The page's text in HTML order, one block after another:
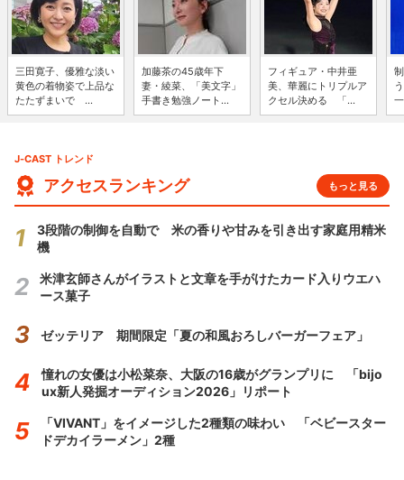
三田寛子、優雅な淡い
黄色の着物姿で上品な
たたずまいで ...
加藤茶の45歳年下
妻・綾菜、「美文字」
手書き勉強ノート...
フィギュア・中井亜
美、華麗にトリプルア
クセル決める 「...
J-CAST トレンド
アクセスランキング もっと見る
3段階の制御を自動で 米の香りや甘みを引き出す家庭用精米
機
米津玄師さんがイラストと文章を手がけたカード入りウエハ
ース菓子
ゼッテリア 期間限定「夏の和風おろしバーガーフェア」
憧れの女優は小松菜奈、大阪の16歳がグランプリに 「bijo
ux新人発掘オーディション2026」リポート
「VIVANT」をイメージした2種類の味わい 「ベビースター
ドデカイラーメン」2種